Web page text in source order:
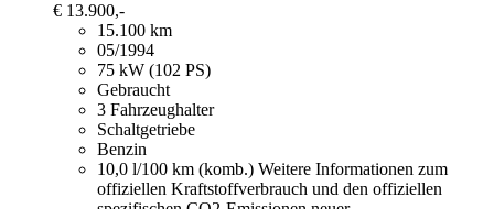
€ 13.900,-
15.100 km
05/1994
75 kW (102 PS)
Gebraucht
3 Fahrzeughalter
Schaltgetriebe
Benzin
10,0 l/100 km (komb.) Weitere Informationen zum
offiziellen Kraftstoffverbrauch und den offiziellen